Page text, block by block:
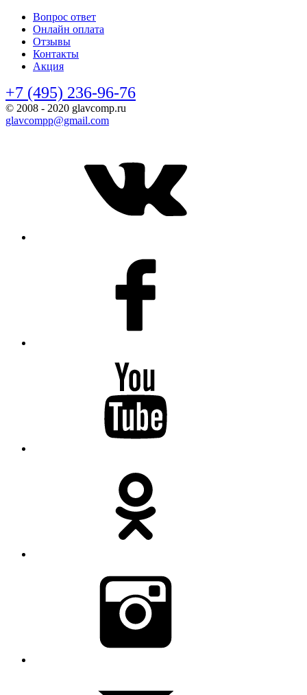
Вопрос ответ
Онлайн оплата
Отзывы
Контакты
Акция
+7 (495) 236-96-76
© 2008 - 2020 glavcomp.ru
glavcompp@gmail.com